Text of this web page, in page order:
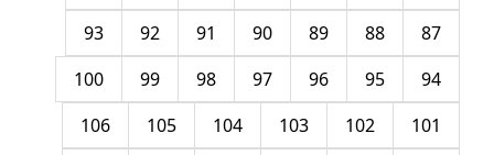
87
88
89
90
91
92
93
94
95
96
97
98
99
100
101
102
103
104
105
106